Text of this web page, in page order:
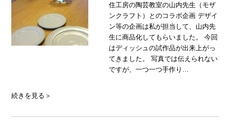
住工房の陶芸教室の山内先生（モザ
ンクラフト）とのコラボ企画 デザイ
ン等の企画は私が担当して、山内先
生に商品化してもらいました。 今回
はディッシュの試作品が出来上がっ
てきました。 写真では伝えられない
ですが、一つ一つ手作り…
続きを見る＞